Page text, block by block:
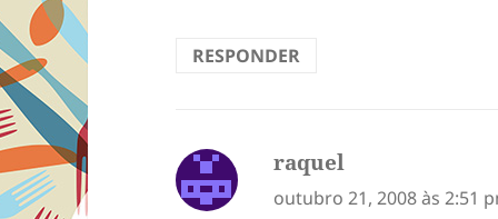
RESPONDER
raquel
outubro 21, 2008 às 2:51